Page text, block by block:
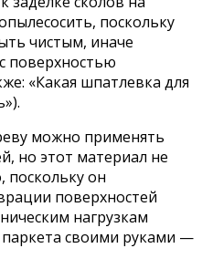
поскольку
чистым, иначе
поверхностью
«Какая шпатлевка для
можно применять
но этот материал не
поскольку он
поверхностей
нагрузкам
паркета своими руками —